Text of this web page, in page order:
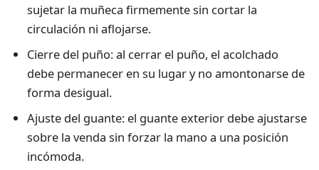
sujetar la muñeca firmemente sin cortar la
circulación ni aflojarse.
Cierre del puño: al cerrar el puño, el acolchado
debe permanecer en su lugar y no amontonarse de
forma desigual.
Ajuste del guante: el guante exterior debe ajustarse
sobre la venda sin forzar la mano a una posición
incómoda.